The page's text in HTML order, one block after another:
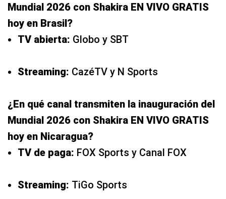
Mundial 2026 con Shakira EN VIVO GRATIS
hoy en Brasil?
TV abierta: Globo y SBT
Streaming: CazéTV y N Sports
¿En qué canal transmiten la inauguración del
Mundial 2026 con Shakira EN VIVO GRATIS
hoy en Nicaragua?
TV de paga: FOX Sports y Canal FOX
Streaming: TiGo Sports